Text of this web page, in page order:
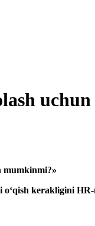
uchun
mumkinmi?»
oʻqish kerakligini HR-